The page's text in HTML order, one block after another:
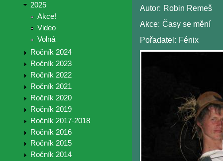
2025
Akce!
Video
Volná
Ročník 2024
Ročník 2023
Ročník 2022
Ročník 2021
Ročník 2020
Ročník 2019
Ročník 2017-2018
Ročník 2016
Ročník 2015
Ročník 2014
Autor: Robin Remeš
Akce: Časy se mění
Pořadatel: Fénix